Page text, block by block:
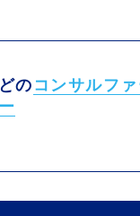
のコンサルフ